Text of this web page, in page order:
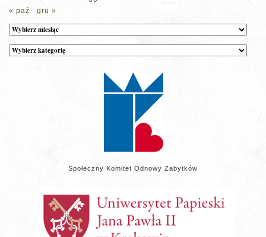
« paź
gru »
Archiwum
Kategorie
wpisów
Społeczny Komitet Odnowy Zabytków